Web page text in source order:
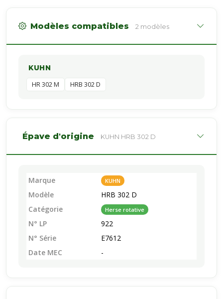
Modèles compatibles 2 modèles
KUHN
HR 302 M HRB 302 D
Épave d'origine KUHN HRB 302 D
Marque KUHN
Modèle
HRB 302 D
Catégorie
Herse rotative
N° LP
922
N° Série
E7612
Date MEC
-